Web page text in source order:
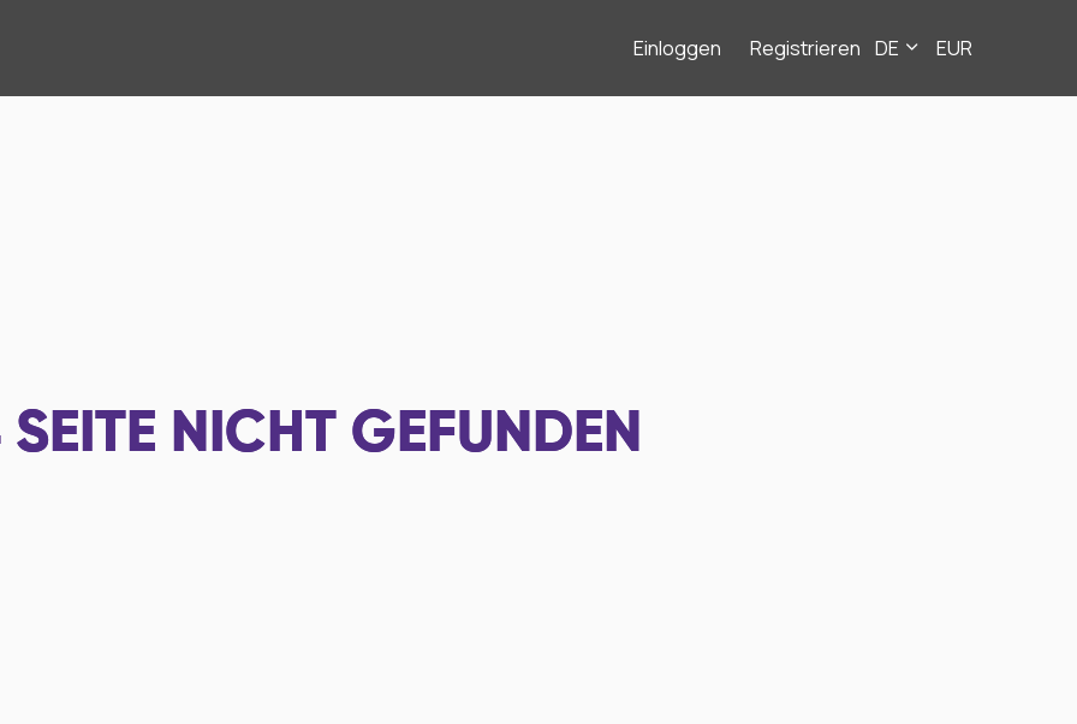
Einloggen Registrieren DE EUR
SEITE NICHT GEFUNDEN